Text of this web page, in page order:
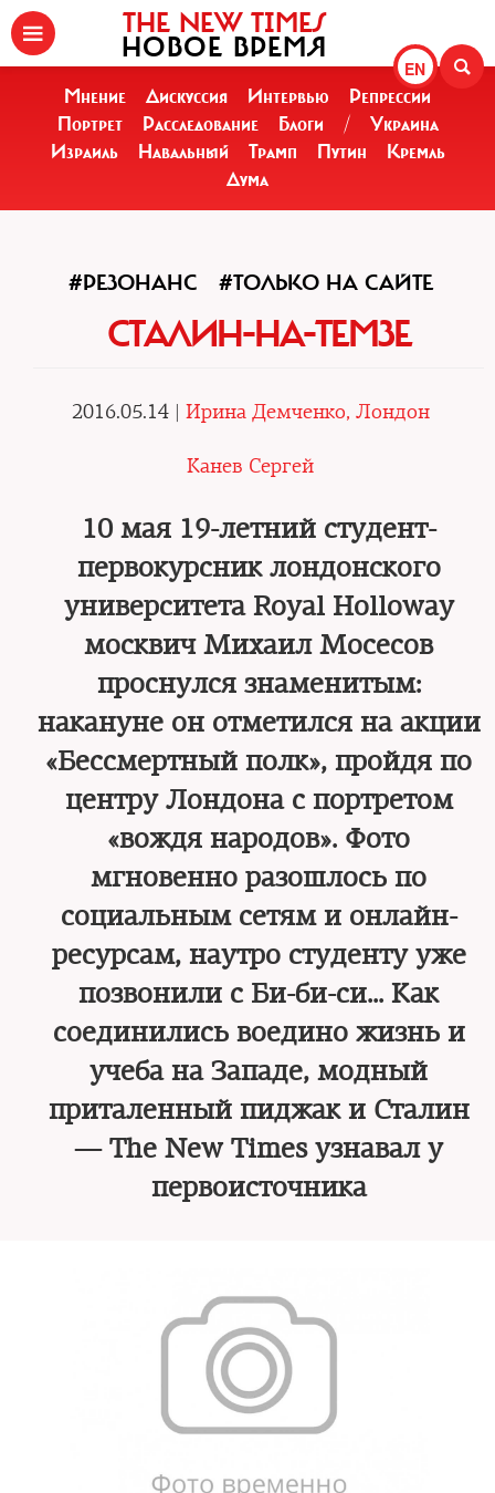
EN
THE NEW TIMES
НОВОЕ ВРЕМЯ
Мнение Дискуссия Интервью
Репрессии
Портрет
Расследование Блоги /
Украина
Израиль
Навальный Трамп Путин
Кремль
Дума
#РЕЗОНАНС #ТОЛЬКО НА САЙТЕ
СТАЛИН-НА-ТЕМЗЕ
2016.05.14 | Ирина Демченко, Лондон
Канев Сергей
10 мая 19-летний студент-
первокурсник лондонского
университета Royal Holloway
москвич Михаил Мосесов
проснулся знаменитым:
накануне он отметился на акции
«Бессмертный полк», пройдя по
центру Лондона с портретом
«вождя народов». Фото
мгновенно разошлось по
социальным сетям и онлайн-
ресурсам, наутро студенту уже
позвонили с Би-би-си… Как
соединились воедино жизнь и
учеба на Западе, модный
приталенный пиджак и Сталин
— The New Times узнaвал у
первоисточника